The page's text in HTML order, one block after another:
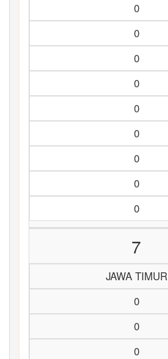
0
0
0
0
0
0
0
0
0
7
JAWA TIMUR
0
0
0